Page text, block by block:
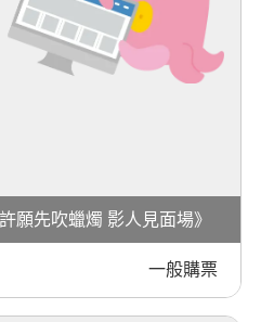
願先吹蠟燭 影人見面場》